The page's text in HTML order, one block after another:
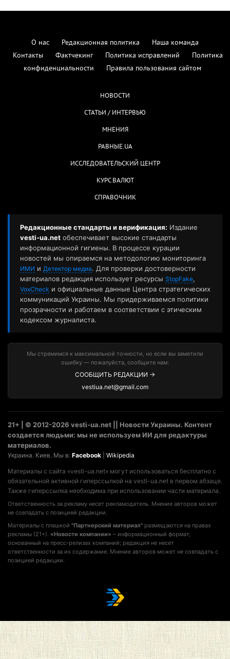
О нас Редакционная политика
Наша команда
Контакты
Фактчекинг Политика исправлений
Политика
конфиденциальности
Правила пользования сайтом
НОВОСТИ
СТАТЬИ / ИНТЕРВЬЮ
МНЕНИЯ
РАВНЫЕ.UA
ИССЛЕДОВАТЕЛЬСКИЙ ЦЕНТР
КУРС ВАЛЮТ
СПРАВОЧНИК
Редакционные стандарты и верификация: Издание
vesti-ua.net обеспечивает высокие стандарты
информационной гигиены. В процессе курации
новостей мы опираемся на методологию мониторинга
ИМИ и Детектор медиа. Для проверки достоверности
материалов редакция использует ресурсы StopFake,
VoxCheck и официальные данные Центра стратегических
коммуникаций Украины. Мы придерживаемся политики
прозрачности и работаем в соответствии с этическим
кодексом журналиста.
Мы стремимся к максимальной точности, но если вы заметили
ошибку — пожалуйста, сообщите нам:
СООБЩИТЬ РЕДАКЦИИ →
vestiua.net@gmail.com
21+ | © 2012-2026 vesti-ua.net || Новости Украины. Контент
создается людьми: мы не используем ИИ для редактуры
материалов.
Украина. Киев. Мы в: Facebook Wikipedia
Материалы с сайта «vesti-ua.net» могут использоваться бесплатно с
обязательной активной гиперссылкой на vesti-ua.net в первом абзаце.
Также гиперссылка необходима при использовании части материала.
Ответственность за рекламу несет рекламодатель. Мнение авторов может
не совпадать с позицией редакции.
Материалы с плашкой "Партнерский материал" размещаются на правах
рекламы (21+). «Новости компании» – информационный формат,
основанный на пресс-релизах компаний; редакция не несет
ответственности за их содержание. Мнение авторов может не совпадать с
позицией редакции.